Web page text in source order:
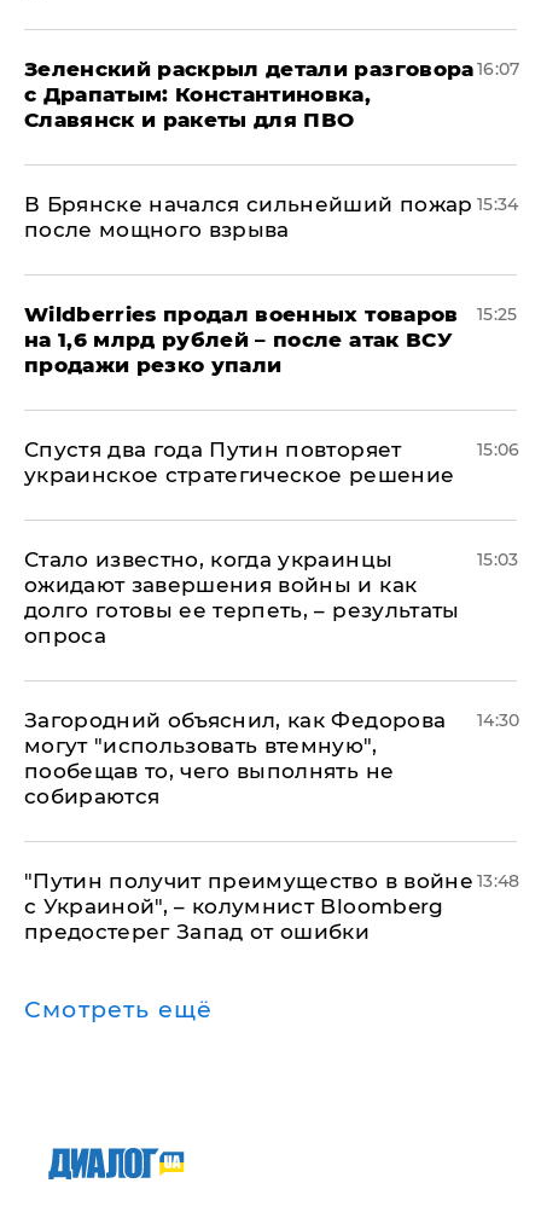
​Зеленский раскрыл детали разговора
с Драпатым: Константиновка,
Славянск и ракеты для ПВО
16:07
В Брянске начался сильнейший пожар
после мощного взрыва
15:34
​Wildberries продал военных товаров
на 1,6 млрд рублей – после атак ВСУ
продажи резко упали
15:25
Спустя два года Путин повторяет
украинское стратегическое решение
15:06
Стало известно, когда украинцы
ожидают завершения войны и как
долго готовы ее терпеть, – результаты
опроса
15:03
Загородний объяснил, как Федорова
могут "использовать втемную",
пообещав то, чего выполнять не
собираются
14:30
"Путин получит преимущество в войне
с Украиной", – колумнист Bloomberg
предостерег Запад от ошибки
13:48
Смотреть ещё